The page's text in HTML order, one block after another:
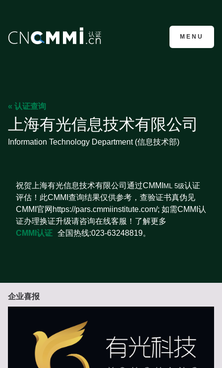
CMMI认证咨询
MENU
« 认证查询
上海有光信息技术有限公司
Information Technology Department (信息技术部)
祝贺上海有光信息技术有限公司通过CMMI ML 5级认证
评估！此CMMI查询结果仅供参考，查验证书真伪见
CMMI官网https://pars.cmmiinstitute.com/; 如需CMMI认
证办理换证升级请咨询在线客服！了解更多
CMMI认证 全国热线:023-63248819。
企业喜报